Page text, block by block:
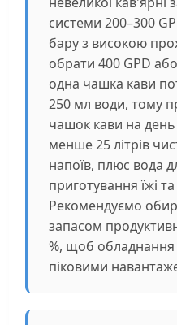
системи 200–300
бару з високою
обрати 400 GPD
одна чашка кави
250 мл води, тому
чашок кави на
менше 25 літрів
напоїв, плюс вода
приготування їжі
Рекомендуємо
запасом
%, щоб обладнання
піковими